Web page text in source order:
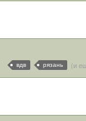
вдв рязань (и